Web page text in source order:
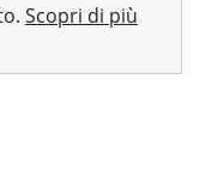
Scopri di più